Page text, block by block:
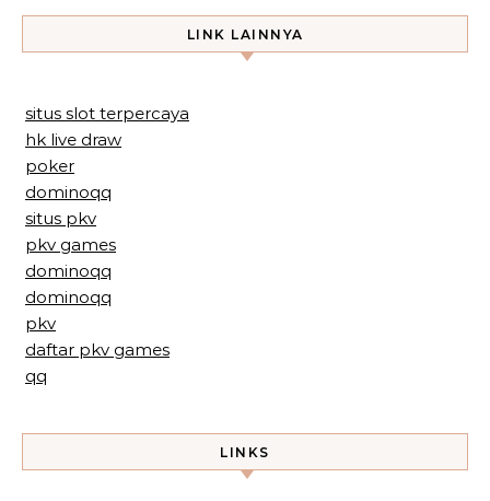
LINK LAINNYA
situs slot terpercaya
hk live draw
poker
dominoqq
situs pkv
pkv games
dominoqq
dominoqq
pkv
daftar pkv games
qq
LINKS